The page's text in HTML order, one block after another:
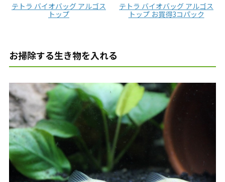
テトラ バイオバッグ アルゴス
トップ
テトラ バイオバッグ アルゴス
トップ お買得3コパック
お掃除する生き物を入れる